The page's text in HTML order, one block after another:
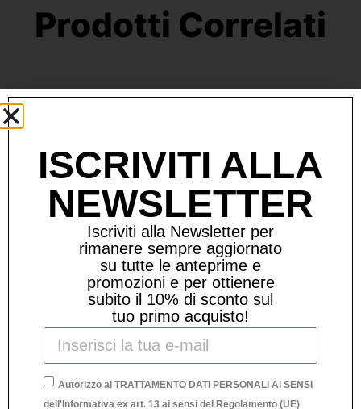
Prodotti Correlati
ISCRIVITI ALLA
NEWSLETTER
Iscriviti alla Newsletter per
rimanere sempre aggiornato
su tutte le anteprime e
promozioni e per ottienere
subito il 10% di sconto sul
tuo primo acquisto!
Autorizzo al TRATTAMENTO DATI PERSONALI AI SENSI
dell'Informativa ex art. 13 ai sensi del Regolamento (UE)